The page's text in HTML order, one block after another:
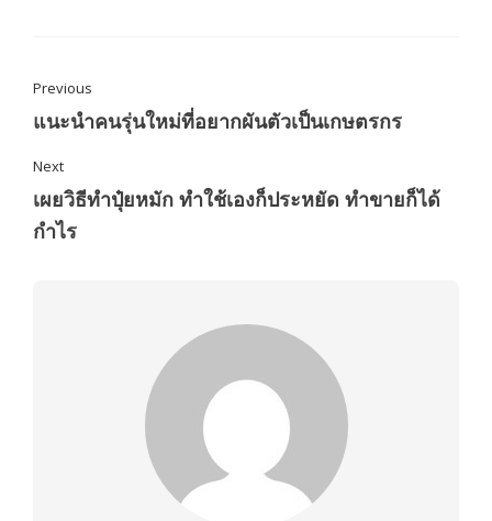
Previous
แนะนำคนรุ่นใหม่ที่อยากผันตัวเป็นเกษตรกร
Next
เผยวิธีทำปุ๋ยหมัก ทำใช้เองก็ประหยัด ทำขายก็ได้
กำไร